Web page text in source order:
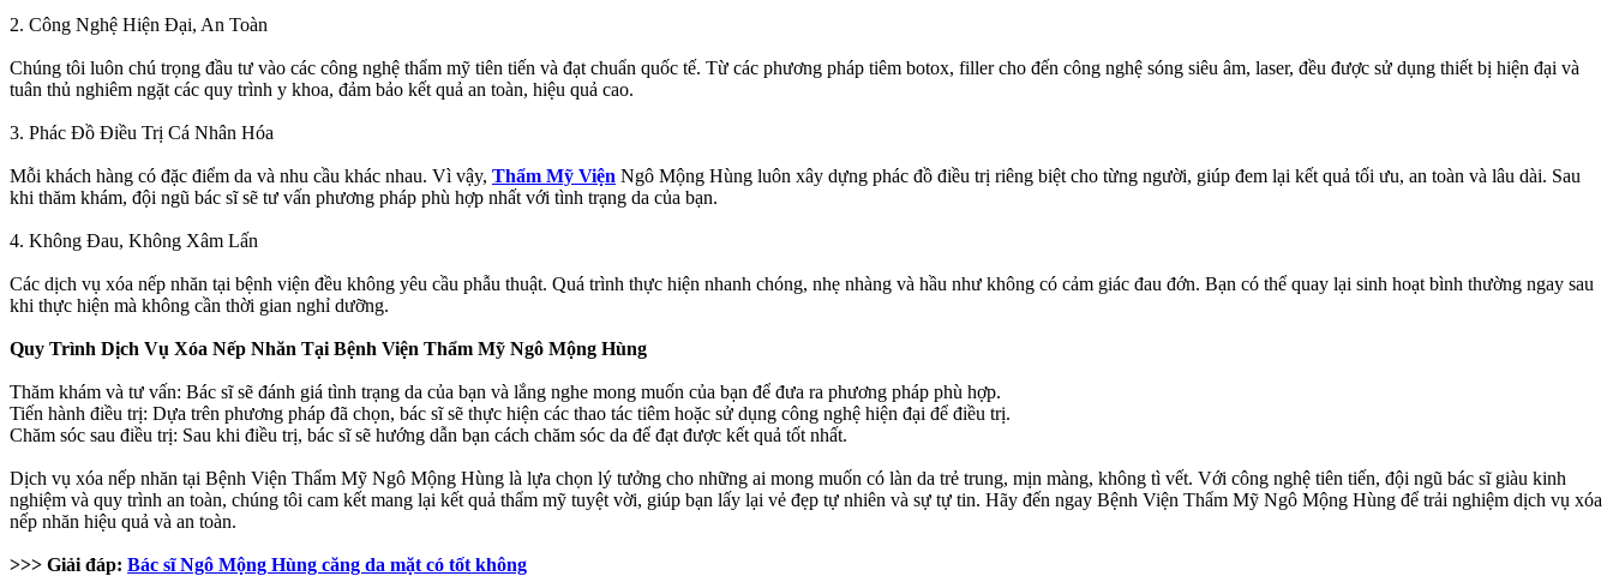
2. Công Nghệ Hiện Đại, An Toàn
Chúng tôi luôn chú trọng đầu tư vào các công nghệ thẩm mỹ tiên tiến và đạt chuẩn quốc tế. Từ các phương pháp tiêm botox, filler cho đến công nghệ sóng siêu âm, laser, đều được sử dụng thiết bị hiện đại và
tuân thủ nghiêm ngặt các quy trình y khoa, đảm bảo kết quả an toàn, hiệu quả cao.
3. Phác Đồ Điều Trị Cá Nhân Hóa
Mỗi khách hàng có đặc điểm da và nhu cầu khác nhau. Vì vậy, Thẩm Mỹ Viện Ngô Mộng Hùng luôn xây dựng phác đồ điều trị riêng biệt cho từng người, giúp đem lại kết quả tối ưu, an toàn và lâu dài. Sau
khi thăm khám, đội ngũ bác sĩ sẽ tư vấn phương pháp phù hợp nhất với tình trạng da của bạn.
4. Không Đau, Không Xâm Lấn
Các dịch vụ xóa nếp nhăn tại bệnh viện đều không yêu cầu phẫu thuật. Quá trình thực hiện nhanh chóng, nhẹ nhàng và hầu như không có cảm giác đau đớn. Bạn có thể quay lại sinh hoạt bình thường ngay sau
khi thực hiện mà không cần thời gian nghỉ dưỡng.
Quy Trình Dịch Vụ Xóa Nếp Nhăn Tại Bệnh Viện Thẩm Mỹ Ngô Mộng Hùng
Thăm khám và tư vấn: Bác sĩ sẽ đánh giá tình trạng da của bạn và lắng nghe mong muốn của bạn để đưa ra phương pháp phù hợp.
Tiến hành điều trị: Dựa trên phương pháp đã chọn, bác sĩ sẽ thực hiện các thao tác tiêm hoặc sử dụng công nghệ hiện đại để điều trị.
Chăm sóc sau điều trị: Sau khi điều trị, bác sĩ sẽ hướng dẫn bạn cách chăm sóc da để đạt được kết quả tốt nhất.
Dịch vụ xóa nếp nhăn tại Bệnh Viện Thẩm Mỹ Ngô Mộng Hùng là lựa chọn lý tưởng cho những ai mong muốn có làn da trẻ trung, mịn màng, không tì vết. Với công nghệ tiên tiến, đội ngũ bác sĩ giàu kinh
nghiệm và quy trình an toàn, chúng tôi cam kết mang lại kết quả thẩm mỹ tuyệt vời, giúp bạn lấy lại vẻ đẹp tự nhiên và sự tự tin. Hãy đến ngay Bệnh Viện Thẩm Mỹ Ngô Mộng Hùng để trải nghiệm dịch vụ xóa
nếp nhăn hiệu quả và an toàn.
>>> Giải đáp: Bác sĩ Ngô Mộng Hùng căng da mặt có tốt không